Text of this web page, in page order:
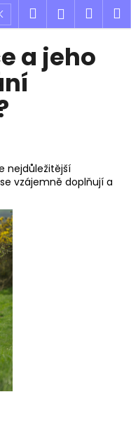
Hledat
a jeho
nejdůležitější
vzájemně doplňují a